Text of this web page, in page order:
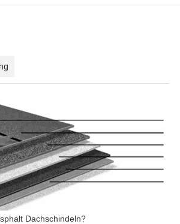
Dachschindeln?